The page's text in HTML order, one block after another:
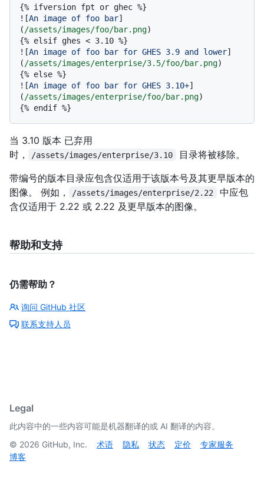
{% ifversion fpt or ghec %}
![An image of foo bar]
( /assets/images/foo/bar.png)
{% elsif ghes < 3.10 %}
![An image of foo bar for GHES 3.9 and lower]
( /assets/images/enterprise/3.5/foo/bar.png)
{% else %}
![An image of foo bar for GHES 3.10+]
( /assets/images/enterprise/foo/bar.png)
当 3.10 版本 已弃用
时，
/assets/images/enterprise/3.10
目录将被移除。
带编号的版本目录应包含仅适用于该版本号及其更早版本的
图像。 例如，
/assets/images/enterprise/2.22
中应包
含仅适用于 2.22 或 2.22 及更早版本的图像。
帮助和支持
仍需帮助？
询问 GitHub 社区
联系支持人员
Legal
此内容中的一些内容可能是机器翻译的或 AI 翻译的内容。
© 2026 GitHub, Inc. 术语 隐私 状态 定价
专家服务
博客